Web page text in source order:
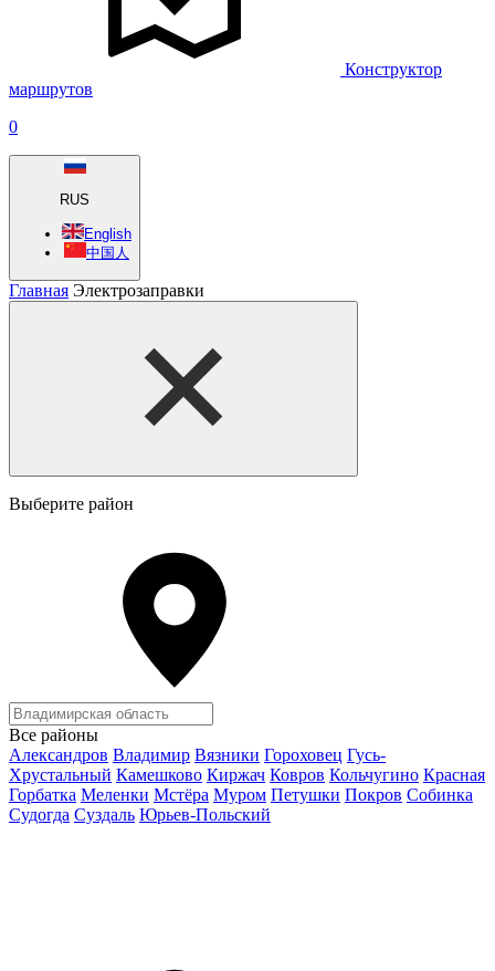
Конструктор
маршрутов
0
RUS
English
中国人
Главная Электрозаправки
Выберите район
Все районы
Александров Владимир Вязники Гороховец Гусь-
Хрустальный Камешково Киржач Ковров Кольчугино Красная
Горбатка Меленки Мстёра Муром Петушки Покров Собинка
Судогда Суздаль Юрьев-Польский